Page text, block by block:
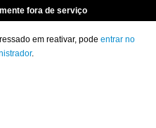
fora de serviço
em reativar, pode entrar no
.